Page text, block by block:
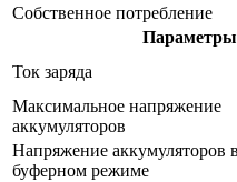
Собственное потребление
Параметры
Ток заряда
Максимальное напряжение
аккумуляторов
Напряжение аккумуляторов в
буферном режиме